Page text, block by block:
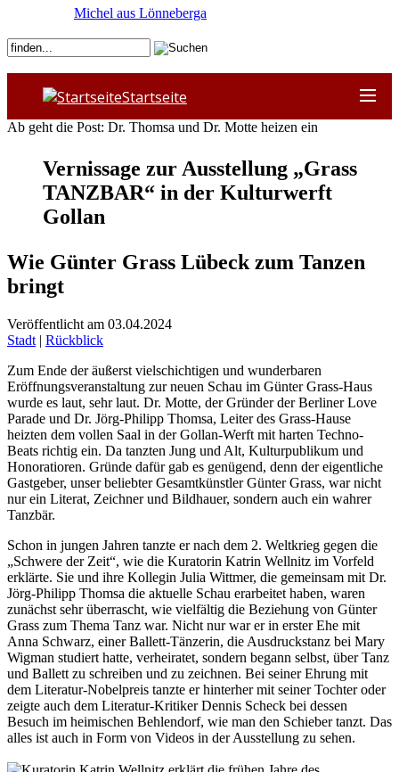
Startseite
Ab geht die Post: Dr. Thomsa und Dr. Motte heizen ein
Vernissage zur Ausstellung „Grass
TANZBAR“ in der Kulturwerft
Gollan
Wie Günter Grass Lübeck zum Tanzen
bringt
Veröffentlicht am 03.04.2024
Stadt | Rückblick
Zum Ende der äußerst vielschichtigen und wunderbaren
Eröffnungsveranstaltung zur neuen Schau im Günter Grass-Haus
wurde es laut, sehr laut. Dr. Motte, der Gründer der Berliner Love
Parade und Dr. Jörg-Philipp Thomsa, Leiter des Grass-Hause
heizten dem vollen Saal in der Gollan-Werft mit harten Techno-
Beats richtig ein. Da tanzten Jung und Alt, Kulturpublikum und
Honoratioren. Gründe dafür gab es genügend, denn der eigentliche
Gastgeber, unser beliebter Gesamtkünstler Günter Grass, war nicht
nur ein Literat, Zeichner und Bildhauer, sondern auch ein wahrer
Tanzbär.
Schon in jungen Jahren tanzte er nach dem 2. Weltkrieg gegen die
„Schwere der Zeit“, wie die Kuratorin Katrin Wellnitz im Vorfeld
erklärte. Sie und ihre Kollegin Julia Wittmer, die gemeinsam mit Dr.
Jörg-Philipp Thomsa die aktuelle Schau erarbeitet haben, waren
zunächst sehr überrascht, wie vielfältig die Beziehung von Günter
Grass zum Thema Tanz war. Nicht nur war er in erster Ehe mit
Anna Schwarz, einer Ballett-Tänzerin, die Ausdruckstanz bei Mary
Wigman studiert hatte, verheiratet, sondern begann selbst, über Tanz
und Ballett zu schreiben und zu zeichnen. Bei seiner Ehrung mit
dem Literatur-Nobelpreis tanzte er hinterher mit seiner Tochter oder
zeigte auch dem Literatur-Kritiker Dennis Scheck bei dessen
Besuch im heimischen Behlendorf, wie man den Schieber tanzt. Das
alles ist auch in Form von Videos in der Ausstellung zu sehen.
Michel aus Lönneberga